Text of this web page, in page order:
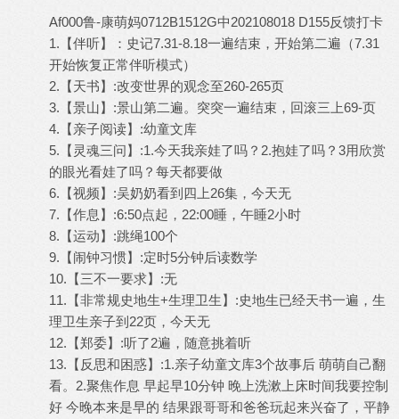
Af000鲁-康萌妈0712B1512G中202108018 D155反馈打卡
1.【伴听】：史记7.31-8.18一遍结束，开始第二遍（7.31
开始恢复正常伴听模式）
2.【天书】:改变世界的观念至260-265页
3.【景山】:景山第二遍。突突一遍结束，回滚三上69-页
4.【亲子阅读】:幼童文库
5.【灵魂三问】:1.今天我亲娃了吗？2.抱娃了吗？3用欣赏
的眼光看娃了吗？每天都要做
6.【视频】:吴奶奶看到四上26集，今天无
7.【作息】:6:50点起，22:00睡，午睡2小时
8.【运动】:跳绳100个
9.【闹钟习惯】:定时5分钟后读数学
10.【三不一要求】:无
11.【非常规史地生+生理卫生】:史地生已经天书一遍，生
理卫生亲子到22页，今天无
12.【郑委】:听了2遍，随意挑着听
13.【反思和困惑】:1.亲子幼童文库3个故事后 萌萌自己翻
看。2.聚焦作息 早起早10分钟 晚上洗漱上床时间我要控制
好 今晚本来是早的 结果跟哥哥和爸爸玩起来兴奋了，平静